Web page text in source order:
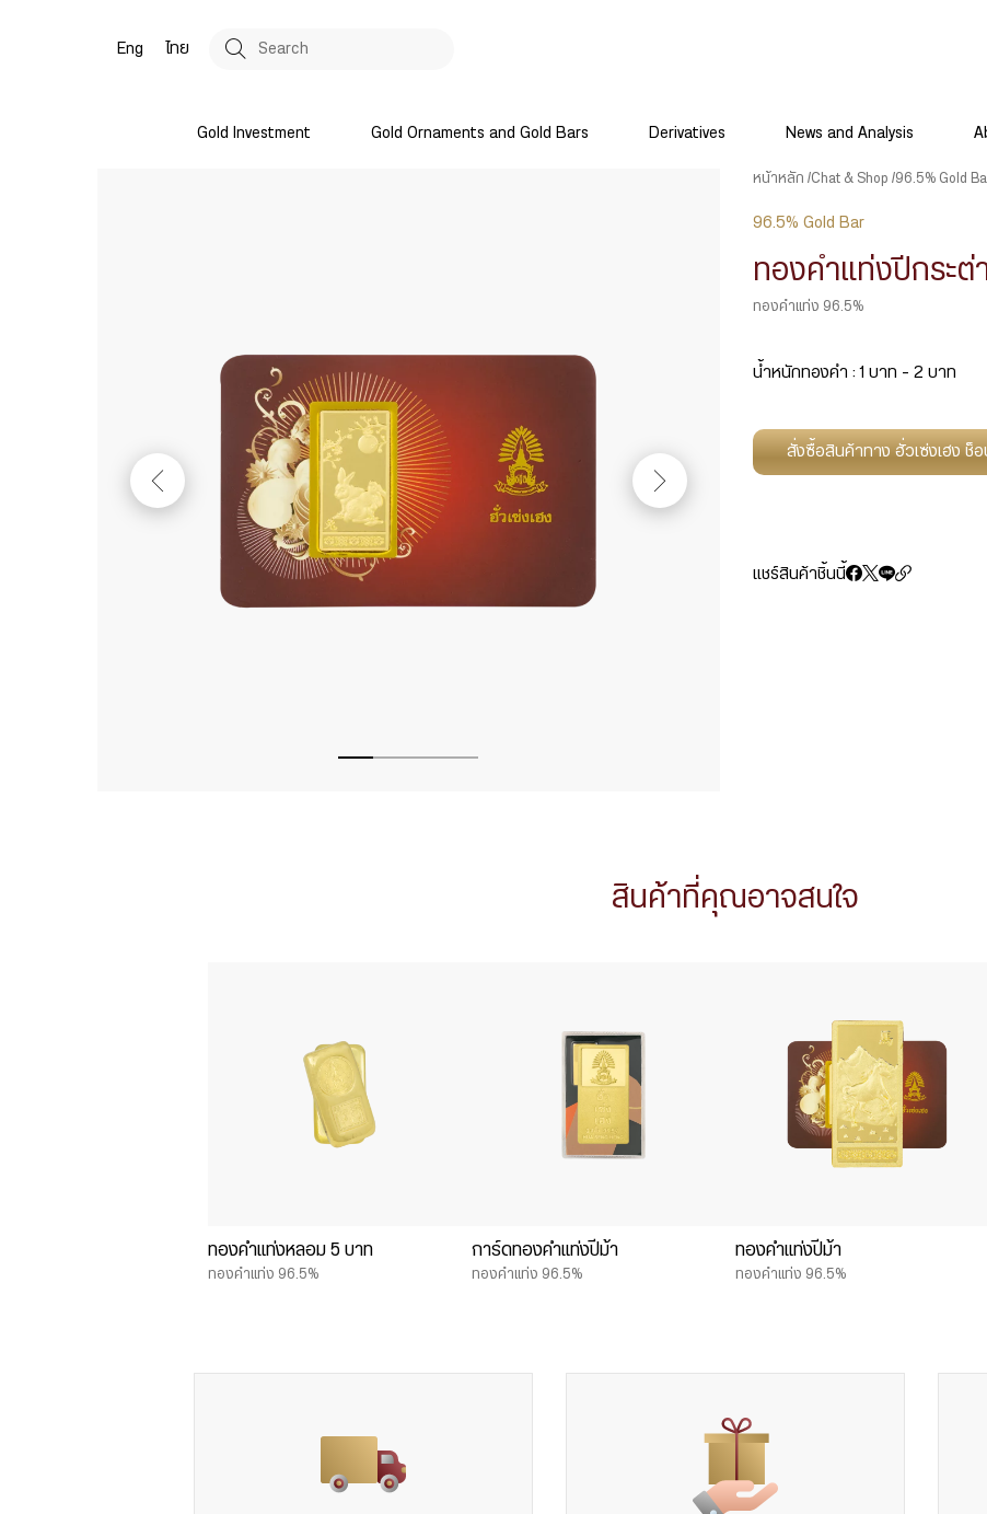
Eng ไทย
Gold Investment Gold Ornaments and Gold Bars Derivatives News and Analysis
หน้าหลัก Chat & Shop 96.5% Gold
96.5% Gold Bar
ทองคำแท่งปีกระต่
ทองคำแท่ง 96.5%
น้ำหนักทองคำ : 1 บาท – 2 บาท
สั่งซื้อสินค้าทาง ฮั่วเซ่งเฮง ช็
แชร์สินค้าชิ้นนี้
สินค้าที่คุณอาจสนใจ
ทองคำแท่งหลอม 5 บาท
ทองคำแท่ง 96.5%
การ์ดทองคำแท่งปีม้า
ทองคำแท่ง 96.5%
ทองคำแท่งปีม้า
ทองคำแท่ง 96.5%